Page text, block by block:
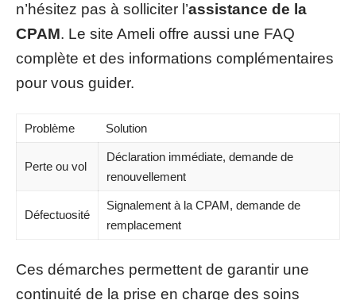
n’hésitez pas à solliciter l’assistance de la
CPAM. Le site Ameli offre aussi une FAQ
complète et des informations complémentaires
pour vous guider.
Problème Solution
Perte ou vol
Déclaration immédiate, demande de
renouvellement
Défectuosité
Signalement à la CPAM, demande de
remplacement
Ces démarches permettent de garantir une
continuité de la prise en charge des soins